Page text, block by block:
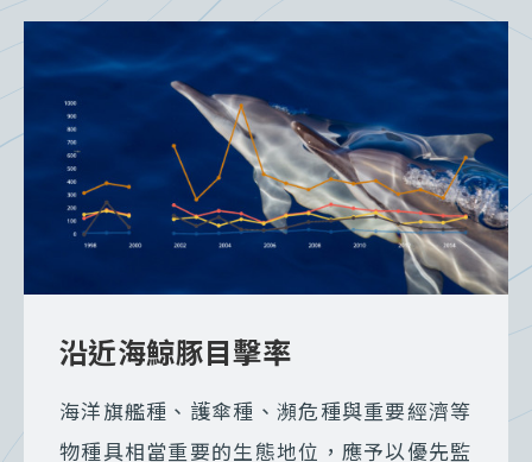
沿近海鯨豚目擊率
海洋旗艦種、護傘種、瀕危種與重要經濟等
物種具相當重要的生態地位，應予以優先監